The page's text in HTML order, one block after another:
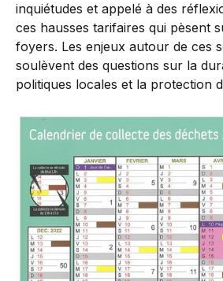
inquiétudes et appelé à des
ces hausses tarifaires qui pèsent
foyers. Les enjeux autour de ces
soulèvent des questions sur la
politiques locales et la protection